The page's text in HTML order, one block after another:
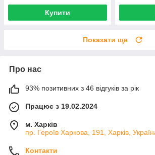
Купити
Показати ще
Про нас
93% позитивних з 46 відгуків за рік
Працює з 19.02.2024
м. Харків
пр. Героїв Харкова, 191, Харків,
Контакти